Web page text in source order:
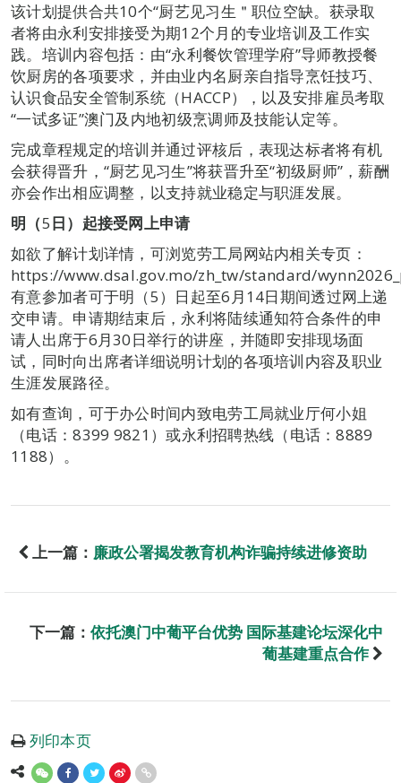
该计划提供合共10个“厨艺见习生＂职位空缺。获录取
者将由永利安排接受为期12个月的专业培训及工作实
践。培训内容包括：由“永利餐饮管理学府”导师教授餐
饮厨房的各项要求，并由业内名厨亲自指导烹饪技巧、
认识食品安全管制系统（HACCP），以及安排雇员考取
“一试多证”澳门及内地初级烹调师及技能认定等。
完成章程规定的培训并通过评核后，表现达标者将有机
会获得晋升，“厨艺见习生”将获晋升至“初级厨师”，薪酬
亦会作出相应调整，以支持就业稳定与职涯发展。
明 （5日） 起接受网上申请
如欲了解计划详情，可浏览劳工局网站内相关专页：
https://www.dsal.gov.mo/zh_tw/standard/
有意参加者可于明（5）日起至6月14日期间透过网上递
交申请。申请期结束后，永利将陆续通知符合条件的申
请人出席于6月30日举行的讲座，并随即安排现场面
试，同时向出席者详细说明计划的各项培训内容及职业
生涯发展路径。
如有查询，可于办公时间内致电劳工局就业厅何小姐
（电话：8399 9821）或永利招聘热线（电话：8889
1188）。
上一篇： 廉政公署揭发教育机构诈骗持续进修资助
下一篇： 依托澳门中葡平台优势 国际基建论坛深化中
葡基建重点合作
列印本页